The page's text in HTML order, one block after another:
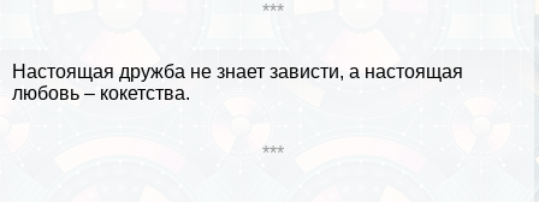
***
Настоящая дружба не знает зависти, а настоящая
любовь – кокетства.
***